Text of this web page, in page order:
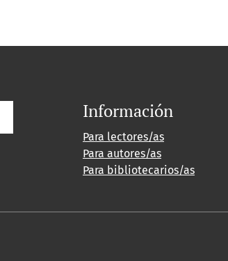
Información
Para lectores/as
Para autores/as
Para bibliotecarios/as